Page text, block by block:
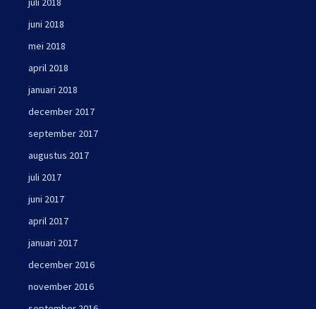
juni 2018
mei 2018
april 2018
januari 2018
december 2017
september 2017
augustus 2017
juli 2017
juni 2017
april 2017
januari 2017
december 2016
november 2016